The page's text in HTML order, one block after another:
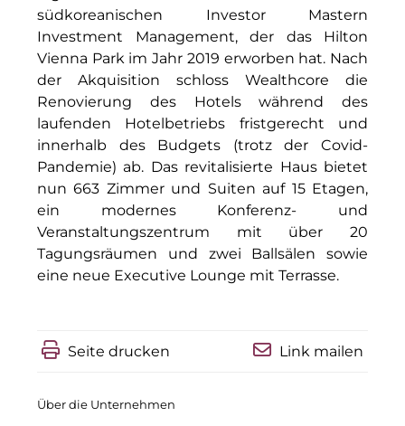
Die Macherei
Die Werkbank IT
Docunite GmbH
Dr. Aribert Spiegler - Fotografie
Einfach-sparsam.de
Eternal Power
Eventnet
Frameworks
südkoreanischen Investor Mastern
Investment Management, der das Hilton
Vienna Park im Jahr 2019 erworben hat. Nach
der Akquisition schloss Wealthcore die
Renovierung des Hotels während des
laufenden Hotelbetriebs fristgerecht und
innerhalb des Budgets (trotz der Covid-
Pandemie) ab. Das revitalisierte Haus bietet
nun 663 Zimmer und Suiten auf 15 Etagen,
ein modernes Konferenz- und
Veranstaltungszentrum mit über 20
Tagungsräumen und zwei Ballsälen sowie
eine neue Executive Lounge mit Terrasse.
Seite drucken Link mailen
Über die Unternehmen